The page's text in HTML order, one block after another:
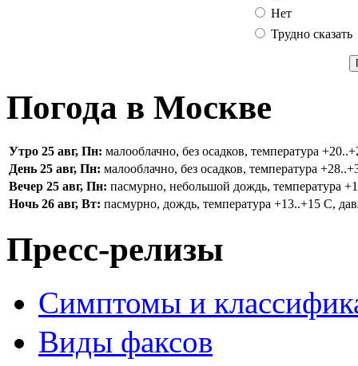
Нет
Трудно сказать
Погода в Москве
Утро 25 авг, Пн: малооблачно, без осадков, температура
День 25 авг, Пн: малооблачно, без осадков, температура
Вечер 25 авг, Пн: пасмурно, небольшой дождь, температура
Ночь 26 авг, Вт: пасмурно, дождь, температура +13..+15 С,
Пресс-релизы
Симптомы и
Виды факсов